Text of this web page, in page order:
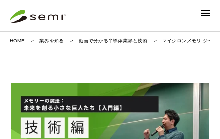
HOME 業界を知る 動画で分かる半導体業界と技術 マイクロンメモリ ジャパ